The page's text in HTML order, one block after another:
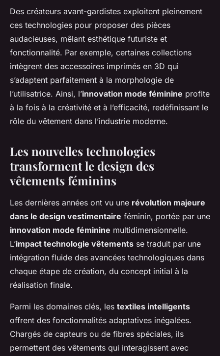
Des créateurs avant-gardistes exploitent pleinement
ces technologies pour proposer des pièces
audacieuses, mêlant esthétique futuriste et
fonctionnalité. Par exemple, certaines collections
intègrent des accessoires imprimés en 3D qui
s’adaptent parfaitement à la morphologie de
l’utilisatrice. Ainsi, l’innovation mode féminine profite
à la fois à la créativité et à l’efficacité, redéfinissant le
rôle du vêtement dans l’industrie moderne.
Les nouvelles technologies
transforment le design des
vêtements féminins
Les dernières années ont vu une révolution majeure
dans le design vestimentaire féminin, portée par une
innovation mode féminine multidimensionnelle.
L’impact technologie vêtements se traduit par une
intégration fluide des avancées technologiques dans
chaque étape de création, du concept initial à la
réalisation finale.
Parmi les domaines clés, les textiles intelligents
offrent des fonctionnalités adaptatives inégalées.
Chargés de capteurs ou de fibres spéciales, ils
permettent des vêtements qui interagissent avec